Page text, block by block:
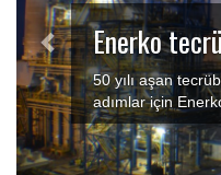
Enerko
50 yılı aşan
adımlar için